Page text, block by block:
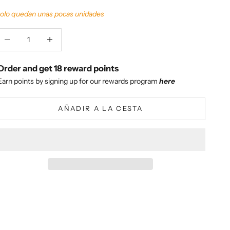
quedan unas pocas unidades
and get18 reward points
points by signing up for our rewards programhere
AÑADIR A LA CESTA